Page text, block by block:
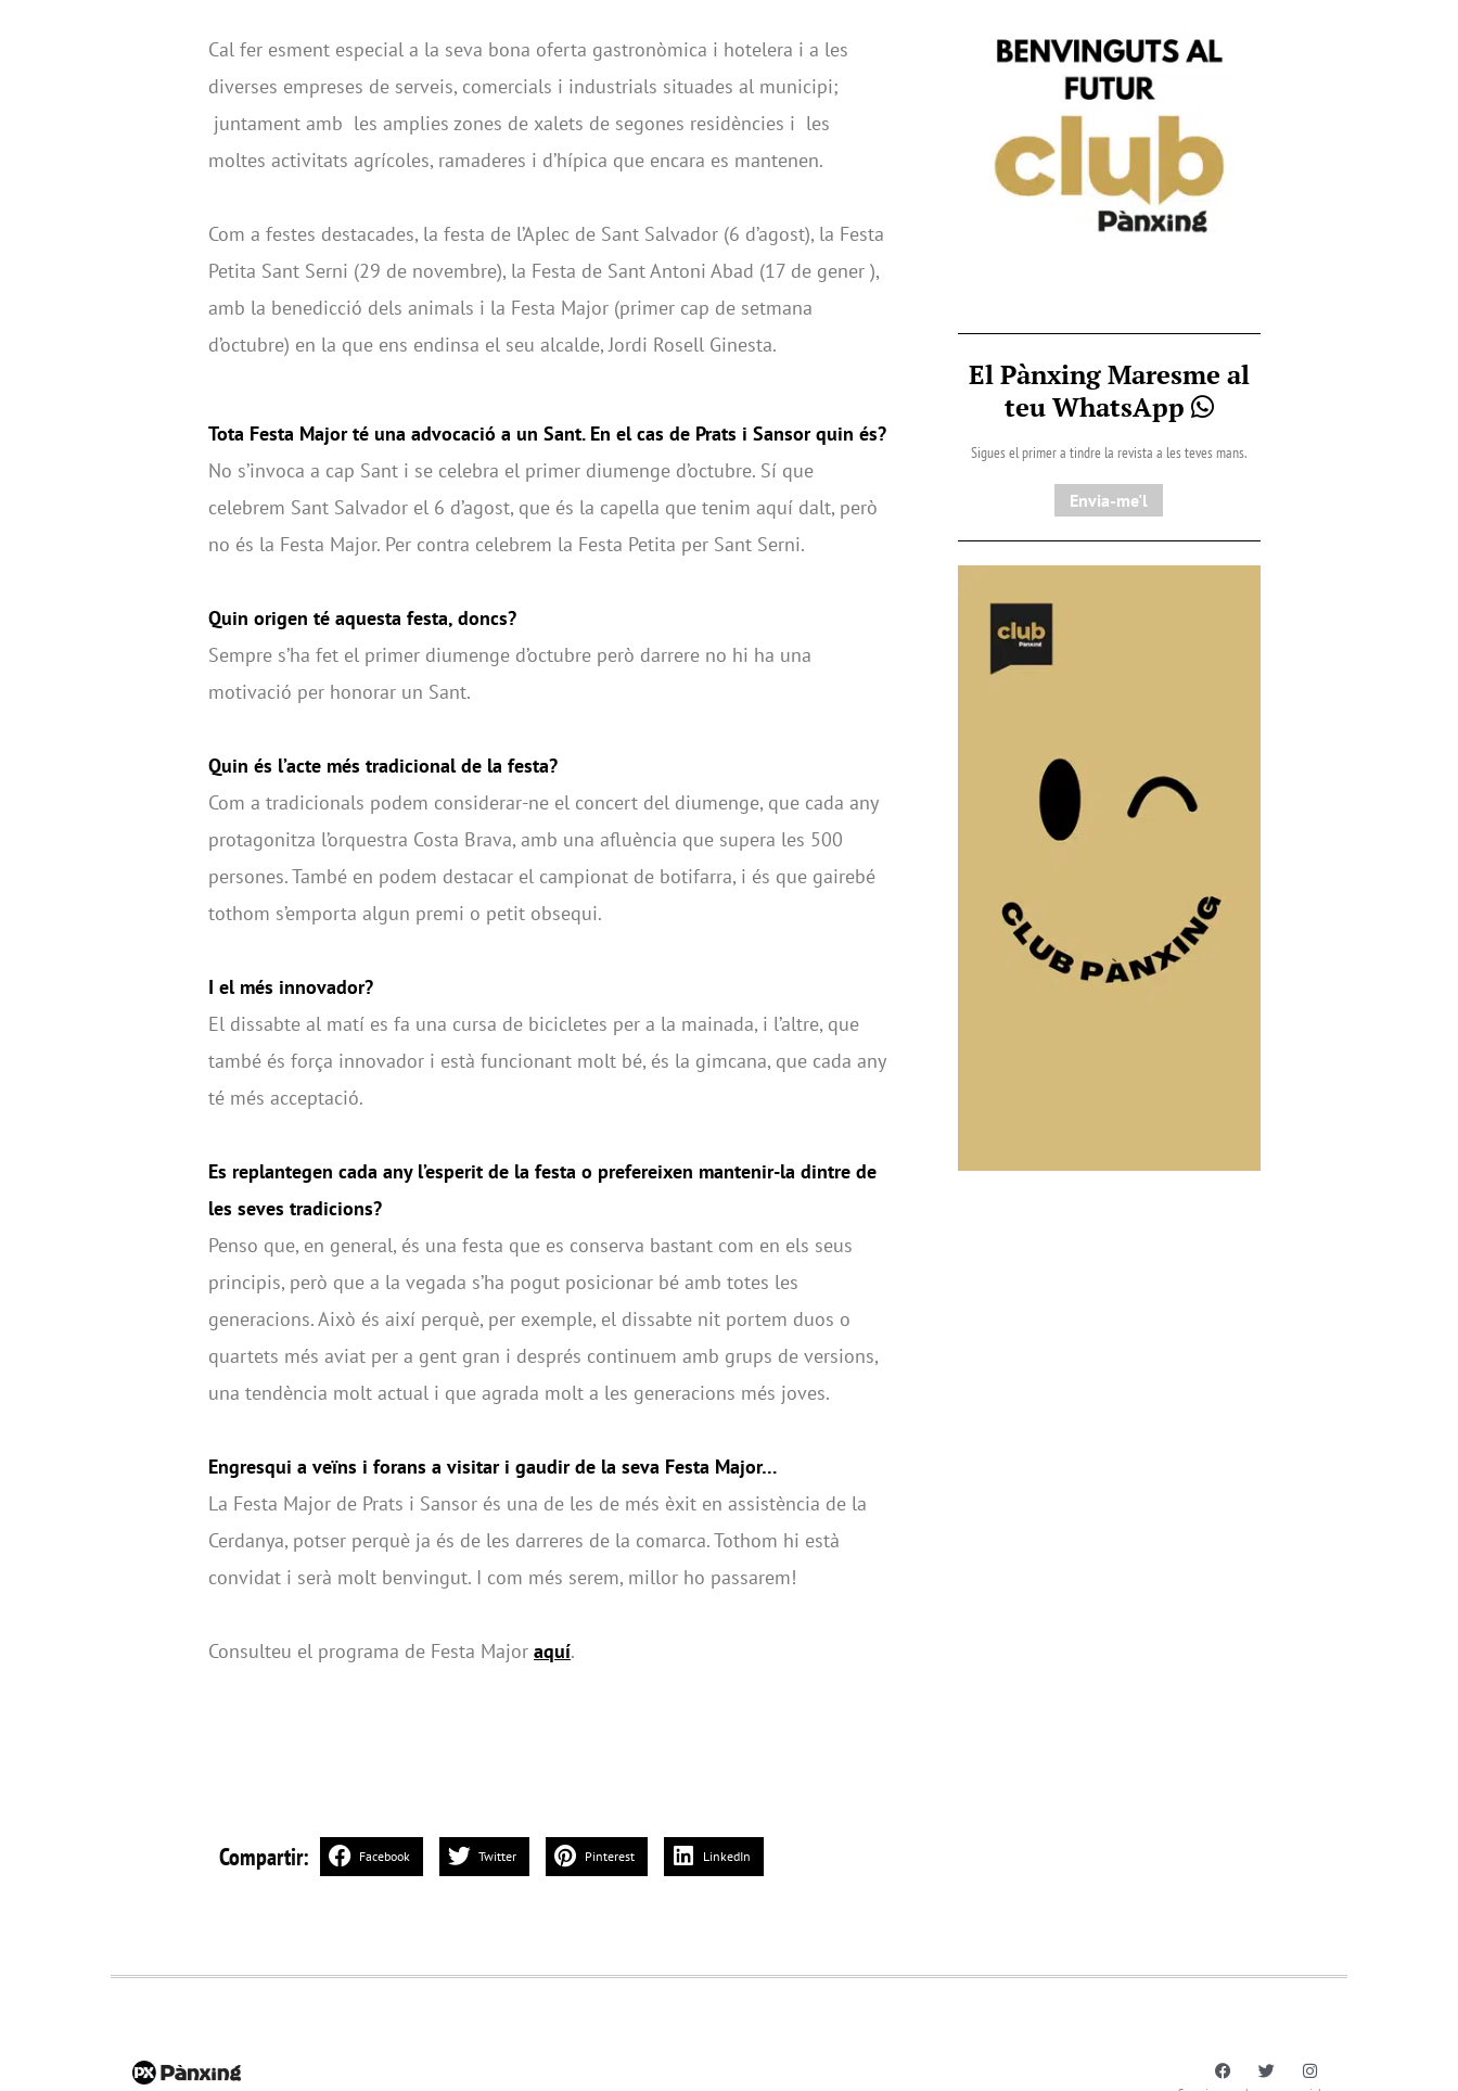
Cal fer esment especial a la seva bona oferta gastronòmica i hotelera i a les
diverses empreses de serveis, comercials i industrials situades al municipi;
juntament amb les amplies zones de xalets de segones residències i les
moltes activitats agrícoles, ramaderes i d’hípica que encara es mantenen.
Com a festes destacades, la festa de l’Aplec de Sant Salvador (6 d’agost), la Festa
Petita Sant Serni (29 de novembre), la Festa de Sant Antoni Abad (17 de gener ),
amb la benedicció dels animals i la Festa Major (primer cap de setmana
d’octubre) en la que ens endinsa el seu alcalde, Jordi Rosell Ginesta.
Tota Festa Major té una advocació a un Sant. En el cas de Prats i Sansor quin és?
No s’invoca a cap Sant i se celebra el primer diumenge d’octubre. Sí que
celebrem Sant Salvador el 6 d’agost, que és la capella que tenim aquí dalt, però
no és la Festa Major. Per contra celebrem la Festa Petita per Sant Serni.
Quin origen té aquesta festa, doncs?
Sempre s’ha fet el primer diumenge d’octubre però darrere no hi ha una
motivació per honorar un Sant.
Quin és l’acte més tradicional de la festa?
Com a tradicionals podem considerar-ne el concert del diumenge, que cada any
protagonitza l’orquestra Costa Brava, amb una afluència que supera les 500
persones. També en podem destacar el campionat de botifarra, i és que gairebé
tothom s’emporta algun premi o petit obsequi.
I el més innovador?
El dissabte al matí es fa una cursa de bicicletes per a la mainada, i l’altre, que
també és força innovador i està funcionant molt bé, és la gimcana, que cada any
té més acceptació.
Es replantegen cada any l’esperit de la festa o prefereixen mantenir-la dintre de
les seves tradicions?
Penso que, en general, és una festa que es conserva bastant com en els seus
principis, però que a la vegada s’ha pogut posicionar bé amb totes les
generacions. Això és així perquè, per exemple, el dissabte nit portem duos o
quartets més aviat per a gent gran i després continuem amb grups de versions,
una tendència molt actual i que agrada molt a les generacions més joves.
Engresqui a veïns i forans a visitar i gaudir de la seva Festa Major…
La Festa Major de Prats i Sansor és una de les de més èxit en assistència de la
Cerdanya, potser perquè ja és de les darreres de la comarca. Tothom hi està
convidat i serà molt benvingut. I com més serem, millor ho passarem!
Consulteu el programa de Festa Major aquí.
Compartir: Facebook Twitter Pinterest LinkedIn
El Pànxing Maresme al
teu WhatsApp
Sigues el primer a tindre la revista a les teves mans.
Envia-me'l